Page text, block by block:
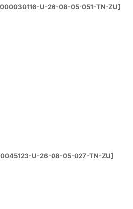
U-26-08-05-051-TN-ZU]
U-26-08-05-027-TN-ZU]